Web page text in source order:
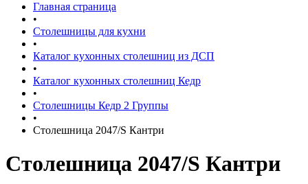
Главная страница
•
Столешницы для кухни
•
Каталог кухонных столешниц из ДСП
•
Каталог кухонных столешниц Кедр
•
Столешницы Кедр 2 Группы
•
Столешница 2047/S Кантри
Столешница 2047/S Кантри